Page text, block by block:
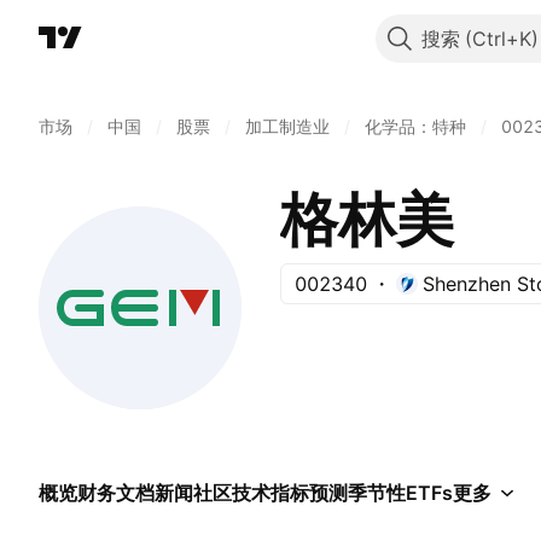
搜索
市场 中国 股票 加工制造业 化学品：特种
格林美
002340 Shenzhen
概览财务文档新闻社区技术指标预测季节性ETFs更多